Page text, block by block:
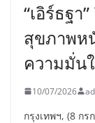
“เอิร์ธฐ
สุขภาพห
ความมั่น
10/07/2026
กรุงเทพฯ, (8 ก